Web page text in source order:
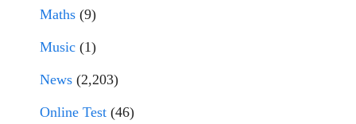
Maths (9)
Music (1)
News (2,203)
Online Test (46)